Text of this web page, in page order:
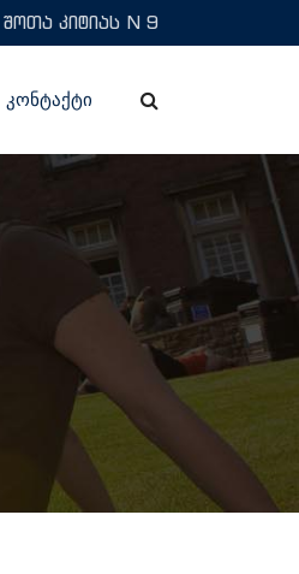
კიტიას N 9
ᲙᲝᲜᲢᲐᲥᲢᲘ